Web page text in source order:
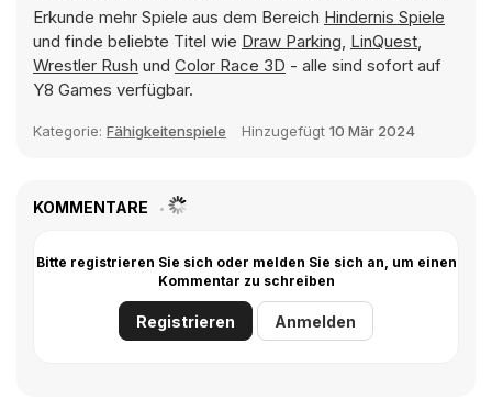
Erkunde mehr Spiele aus dem Bereich Hindernis Spiele
und finde beliebte Titel wie Draw Parking, LinQuest,
Wrestler Rush und Color Race 3D - alle sind sofort auf
Y8 Games verfügbar.
Kategorie: Fähigkeitenspiele Hinzugefügt 10 Mär 2024
KOMMENTARE
Bitte registrieren Sie sich oder melden Sie sich an, um einen
Kommentar zu schreiben
Registrieren Anmelden